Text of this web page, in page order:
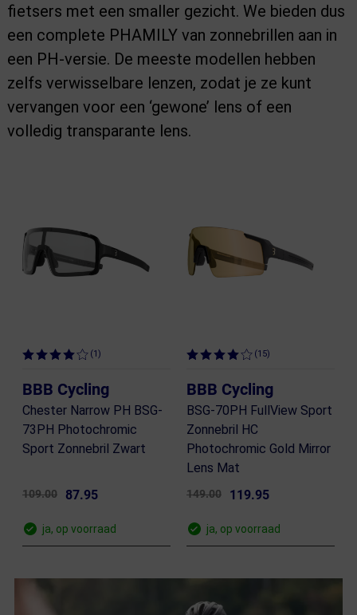
fietsers met een smaller gezicht. We bieden dus
een complete PHAMILY van zonnebrillen aan in
een PH-versie. De meeste modellen hebben
zelfs verwisselbare lenzen, zodat je ze kunt
vervangen voor een ‘gewone’ lens of een
volledig transparante lens.
(1)
BBB Cycling
Chester Narrow PH BSG-
73PH Photochromic
Sport Zonnebril Zwart
109.00 87.95
ja, op voorraad
(15)
BBB Cycling
BSG-70PH FullView Sport
Zonnebril HC
Photochromic Gold Mirror
Lens Mat
149.00 119.95
ja, op voorraad